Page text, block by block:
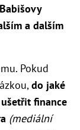
Babišovy
a dalším
Pokud
do jaké
finance
(mediální